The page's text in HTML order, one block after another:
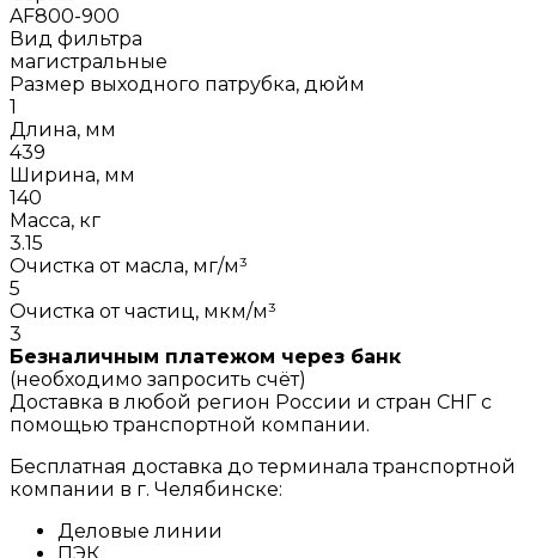
AF800-900
Вид фильтра
магистральные
Размер выходного патрубка, дюйм
1
Длина, мм
439
Ширина, мм
140
Масса, кг
3.15
Очистка от масла, мг/м³
5
Очистка от частиц, мкм/м³
3
Безналичным платежом через банк
(необходимо запросить счёт)
Доставка в любой регион России и стран СНГ с
помощью транспортной компании.
Бесплатная доставка до терминала транспортной
компании в г. Челябинске:
Деловые линии